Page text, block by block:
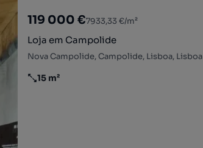
119 000 €7933,33 €/m²
Loja em Campolide
Nova Campolide, Campolide, Lisboa, Lisboa
Preço por metro quadrado
15 m²